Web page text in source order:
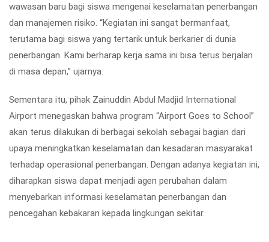
wawasan baru bagi siswa mengenai keselamatan penerbangan
dan manajemen risiko. “Kegiatan ini sangat bermanfaat,
terutama bagi siswa yang tertarik untuk berkarier di dunia
penerbangan. Kami berharap kerja sama ini bisa terus berjalan
di masa depan,” ujarnya.
Sementara itu, pihak Zainuddin Abdul Madjid International
Airport menegaskan bahwa program “Airport Goes to School”
akan terus dilakukan di berbagai sekolah sebagai bagian dari
upaya meningkatkan keselamatan dan kesadaran masyarakat
terhadap operasional penerbangan. Dengan adanya kegiatan ini,
diharapkan siswa dapat menjadi agen perubahan dalam
menyebarkan informasi keselamatan penerbangan dan
pencegahan kebakaran kepada lingkungan sekitar.